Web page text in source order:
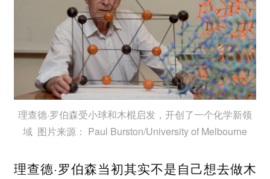
理查德·罗伯森受小球和木棍启发，开创了一个化学新领
域 图片来源： Paul Burston/University of Melbourne
理查德·罗伯森当初其实不是自己想去做木